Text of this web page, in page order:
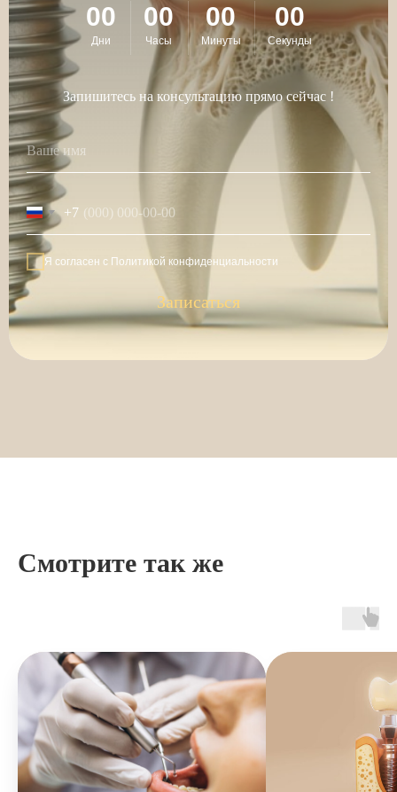
00
Дни
00
Часы
00
Минуты
00
Секунды
Запишитесь на консультацию прямо сейчас !
+7
Я согласен с Политикой конфиденциальности
Записаться
Смотрите так же